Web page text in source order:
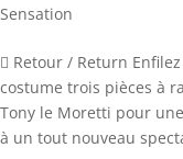
Sensation
 Retour / Return
costume trois pièces à
Tony le Moretti pour
à un tout nouveau